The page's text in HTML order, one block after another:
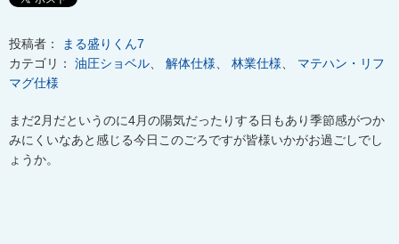
投稿者：
まる盛りくん7
カテゴリ： 油圧ショベル 解体仕様 林業仕様
マテハン・リフ
マグ仕様
まだ2月だというのに4月の陽気だったりする日もあり季節感がつか
みにくいなあと感じる今日このごろですが皆様いかがお過ごしでし
ょうか。